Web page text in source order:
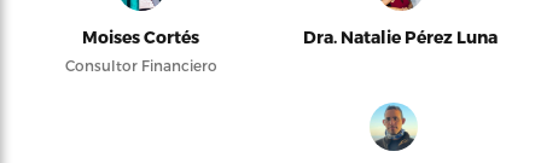
Moises Cortés
Consultor Financiero
Dra. Natalie Pérez Luna